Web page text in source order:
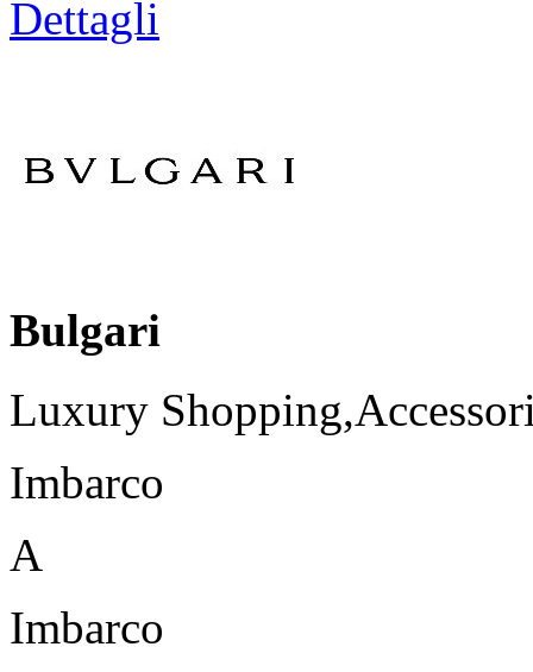
Dettagli
Bulgari
Luxury
Imbarco
A
Imbarco